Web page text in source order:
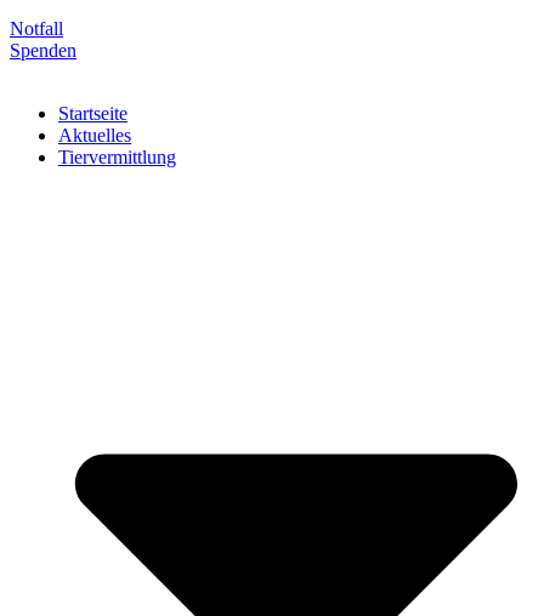
Notfall
Spenden
Startseite
Aktuelles
Tiervermittlung